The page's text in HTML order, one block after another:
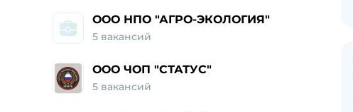
ООО НПО "АГРО-ЭКОЛОГИЯ"
5 вакансий
ООО ЧОП "СТАТУС"
5 вакансий